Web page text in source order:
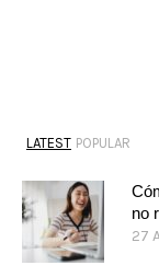
LATEST POPULAR
no
27